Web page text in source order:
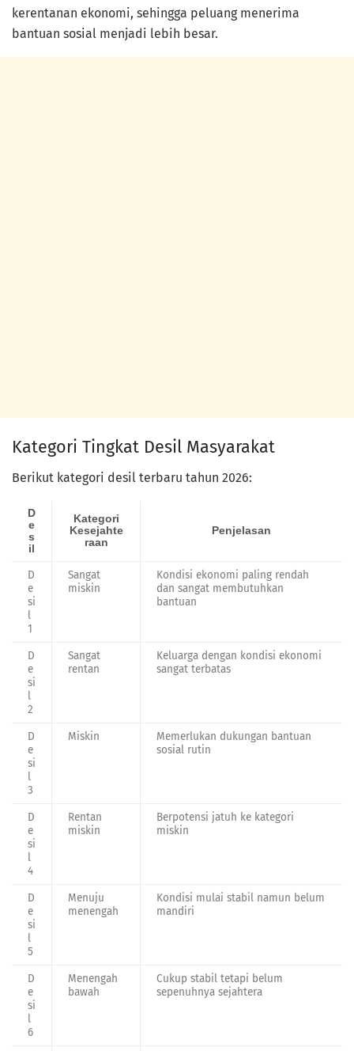
kerentanan ekonomi, sehingga peluang menerima
bantuan sosial menjadi lebih besar.
Kategori Tingkat Desil Masyarakat
Berikut kategori desil terbaru tahun 2026:
D
e
s
il
Kategori
Kesejahte
raan
Penjelasan
D
e
si
l
1
Sangat
miskin
Kondisi ekonomi paling rendah
dan sangat membutuhkan
bantuan
D
e
si
l
2
Sangat
rentan
Keluarga dengan kondisi ekonomi
sangat terbatas
D
e
si
l
3
Miskin
Memerlukan dukungan bantuan
sosial rutin
D
e
si
l
4
Rentan
miskin
Berpotensi jatuh ke kategori
miskin
D
e
si
l
5
Menuju
menengah
Kondisi mulai stabil namun belum
mandiri
D
e
si
l
6
Menengah
bawah
Cukup stabil tetapi belum
sepenuhnya sejahtera